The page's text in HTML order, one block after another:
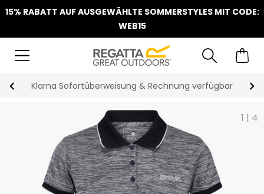
15% RABATT AUF AUSGEWÄHLTE SOMMERSTYLES MIT CODE:
WEB15
Klarna Sofortüberweisung & Rechnung verfügbar
1 | 4